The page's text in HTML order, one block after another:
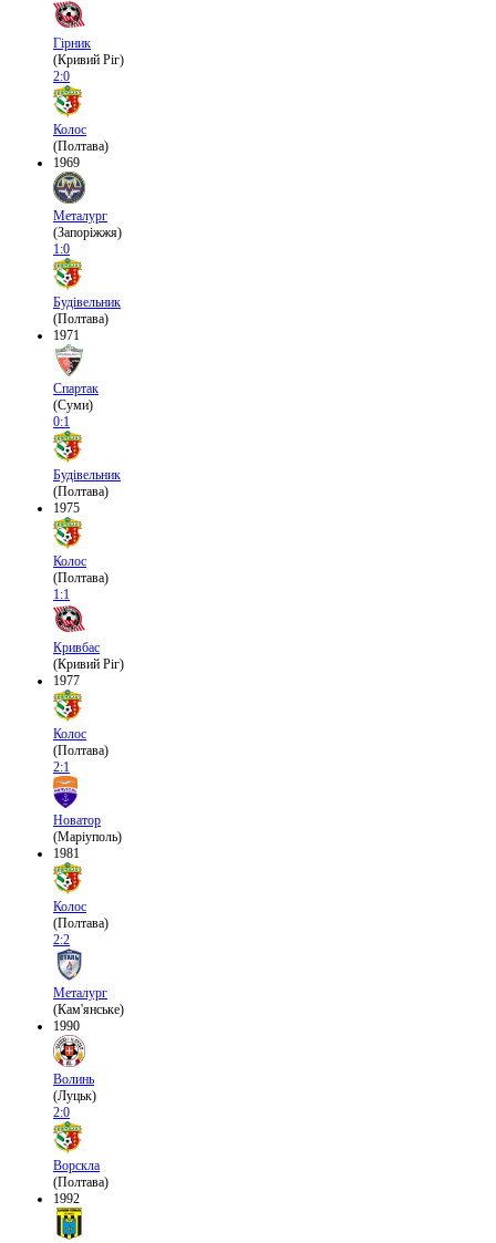
Гірник
(Кривий Ріг)
2:0
Колос
(Полтава)
1969
Металург
(Запоріжжя)
1:0
Будівельник
(Полтава)
1971
Спартак
(Суми)
0:1
Будівельник
(Полтава)
1975
Колос
(Полтава)
1:1
Кривбас
(Кривий Ріг)
1977
Колос
(Полтава)
2:1
Новатор
(Маріуполь)
1981
Колос
(Полтава)
2:2
Металург
(Кам'янське)
1990
Волинь
(Луцьк)
2:0
Ворскла
(Полтава)
1992